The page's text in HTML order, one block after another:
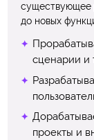
существующее
до новых
сценарии и
проекты и